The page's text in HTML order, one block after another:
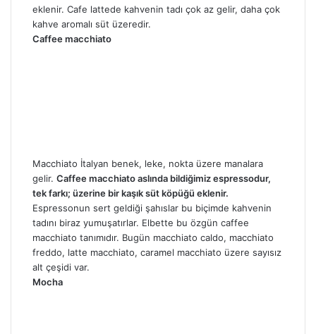
eklenir. Cafe lattede kahvenin tadı çok az gelir, daha çok
kahve aromalı süt üzeredir.
Caffee macchiato
Macchiato İtalyan benek, leke, nokta üzere manalara
gelir. Caffee macchiato aslında bildiğimiz espressodur,
tek farkı; üzerine bir kaşık süt köpüğü eklenir.
Espressonun sert geldiği şahıslar bu biçimde kahvenin
tadını biraz yumuşatırlar. Elbette bu özgün caffee
macchiato tanımıdır. Bugün macchiato caldo, macchiato
freddo, latte macchiato, caramel macchiato üzere sayısız
alt çeşidi var.
Mocha